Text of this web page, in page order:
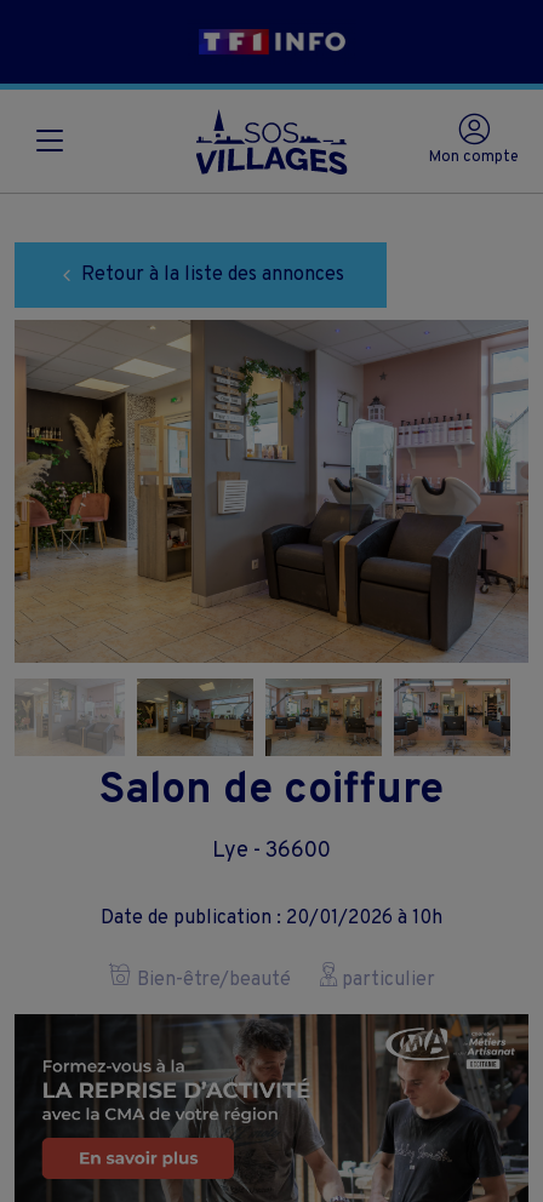
Mon compte
Retour à la liste des annonces
Salon de coiffure
Lye - 36600
Date de publication : 20/01/2026 à 10h
Bien-être/beauté particulier